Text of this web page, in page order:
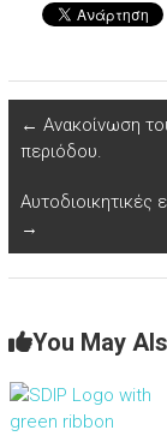
← Ανακοίνωση
περιόδου.
→
You May